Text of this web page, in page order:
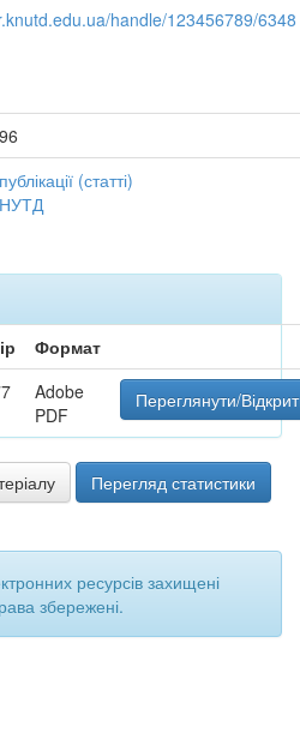
handle/123456789/6348
(статті)
Формат
Adobe
PDF
Переглянути/
Перегляд статистики
ресурсів захищені
збережені.